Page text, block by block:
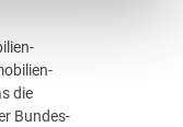
die
Bundes­